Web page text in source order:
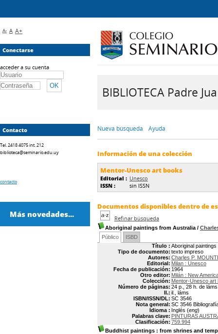
BIBLIOTECA Padre
Nueva búsqueda Ayuda
Información de una colección
Mentor-Unesco art books
Editorial : Unesco
ISSN :
sin ISSN
Documentos disponibles dentro de
Refinar búsqueda
Aboriginal paintings from Australia /
Público
ISBD
Título : Aboriginal
Tipo de documento: texto impreso
Autores: Charles P.
Editorial: Milan : Unesco
Fecha de publicación: 1964
Otro editor: Milán : New
Colección: Mentor-Unesco art
Número de páginas: 24 p., 28 h. de
Il.: il., láms
ISBN/ISSN/DL: SC 3546
Nota general: SC 3546
Idioma : Inglés (eng)
Palabras clave: PINTURAS
Clasificación: 759.994
Buddhist paintings : from shrines and
A- A A+
Conectarse
acceder a su cuenta
Contacto
Tel. 2418 4075 int. 212
biblioteca@seminario.edu.uy
contacto
Más novedades...